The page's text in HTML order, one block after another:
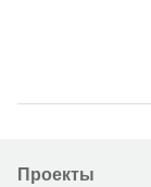
Проекты